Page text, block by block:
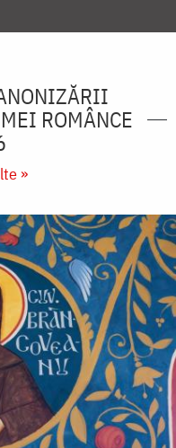
ROMÂNCE
»